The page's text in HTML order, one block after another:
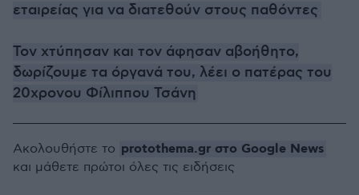
εταιρείας για να διατεθούν στους παθόντες
Τον χτύπησαν και τον άφησαν αβοήθητο,
δωρίζουμε τα όργανά του, λέει ο πατέρας του
20χρονου Φίλιππου Τσάνη
Ακολουθήστε το protothema.gr στο Google News
και μάθετε πρώτοι όλες τις ειδήσεις